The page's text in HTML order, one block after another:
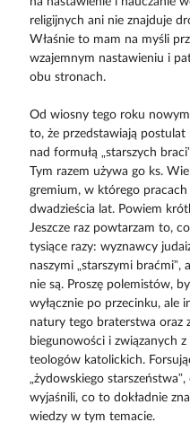
religijnych ani nie znajduje
Właśnie to mam na myśli
wzajemnym nastawieniu i
obu stronach.
Od wiosny tego roku
to, że przedstawiają postulat
nad formułą „starszych
Tym razem używa go ks.
gremium, w którego pracach
dwadzieścia lat. Powiem
Jeszcze raz powtarzam to,
tysiące razy: wyznawcy
naszymi „starszymi
nie są. Proszę polemistów,
wyłącznie po przecinku, ale
natury tego braterstwa oraz
biegunowości i związanych
teologów katolickich.
„żydowskiego
wyjaśnili, co to dokładnie
wiedzy w tym temacie.